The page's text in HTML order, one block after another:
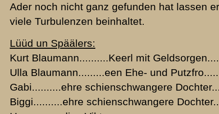
Ader noch nicht ganz gefunden hat lassen
viele Turbulenzen beinhaltet.
Lüüd un Späälers:
Kurt Blaumann..........Keerl mit
Ulla Blaumann.........een Ehe- und
Gabi..........ehre schienschwangere
Biggi..........ehre schienschwangere